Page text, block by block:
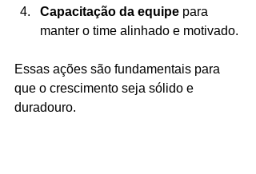
Capacitação da equipe para
manter o time alinhado e motivado.
Essas ações são fundamentais para
que o crescimento seja sólido e
duradouro.